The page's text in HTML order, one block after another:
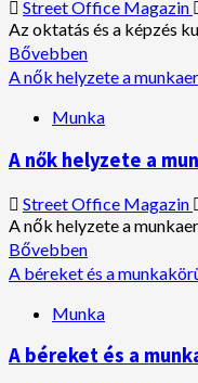
Street Office Magazin
Az oktatás és a képzés
BővebbenRead
more
about
Az
oktatás
és
a
képzés
szerepe
a
munkaerőpiaci
A nők helyzete a
Munka
A nők helyzete a
Street Office Magazin
A nők helyzete a
BővebbenRead
more
about
A
helyzete
A béreket és a
Munka
A béreket és a